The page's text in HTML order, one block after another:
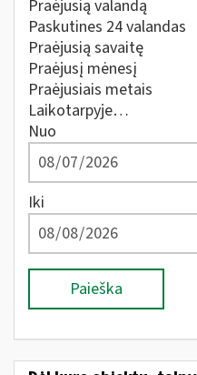
Praėjusią valandą
Paskutines 24 valandas
Praėjusią savaitę
Praėjusį mėnesį
Praėjusiais metais
Laikotarpyje…
Nuo
Iki
Paieška